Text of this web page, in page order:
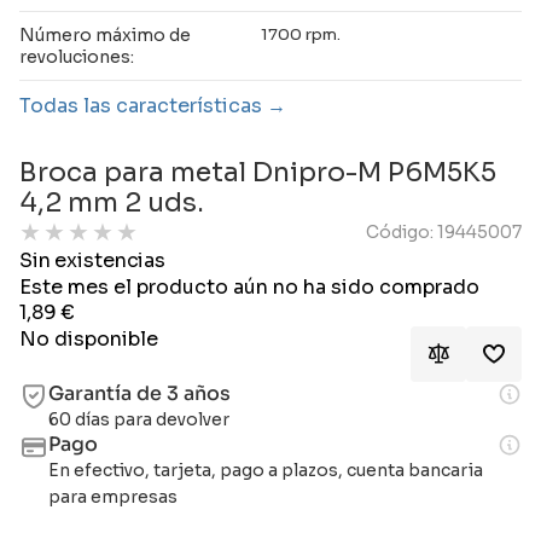
Número máximo de
revoluciones:
1700 rpm.
Todas las características
Broca para metal Dnipro-M P6M5K5
4,2 mm 2 uds.
★ ★ ★ ★ ★ Código: 19445007
Sin existencias
Este mes el producto aún no ha sido comprado
1,89€
No disponible
Garantía de 3 años
60 días para devolver
Pago
En efectivo, tarjeta, pago a plazos, cuenta bancaria
para empresas